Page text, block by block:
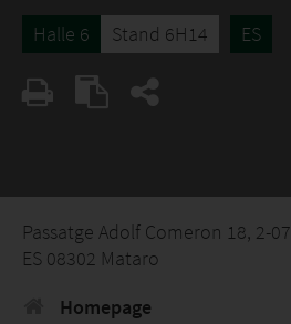
Halle 6 Stand 6H14 ES
Passatge Adolf Comeron 18, 2-07
ES 08302 Mataro
Homepage